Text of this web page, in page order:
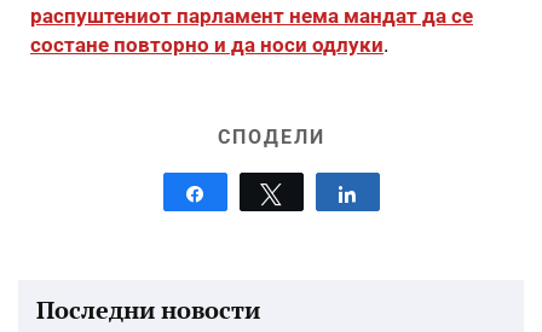
распуштениот парламент нема мандат да се
состане повторно и да носи одлуки.
СПОДЕЛИ
Tweet
Последни новости